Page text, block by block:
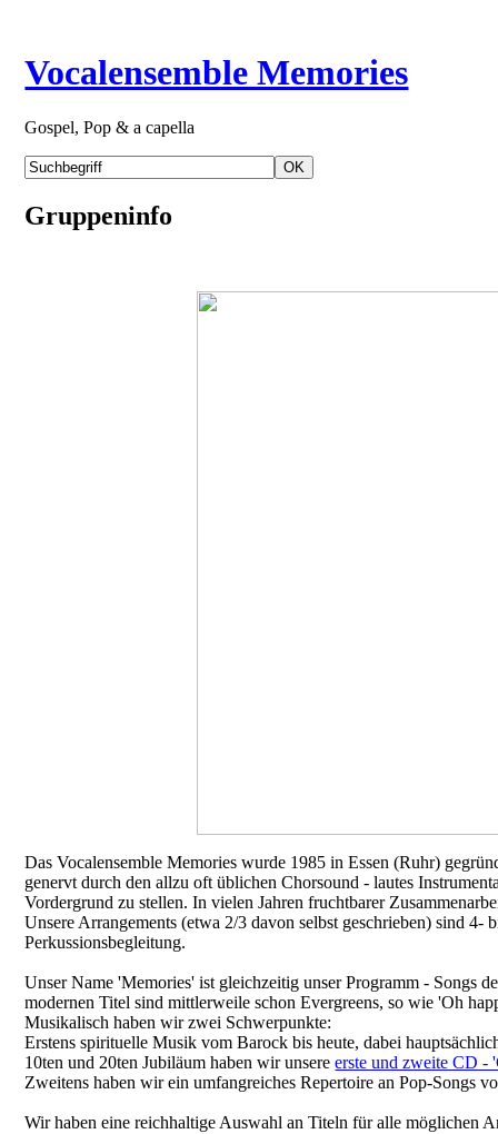
Vocalensemble Memories
Gospel, Pop & a capella
Gruppeninfo
Das Vocalensemble Memories wurde 1985 in Essen (Ruhr)
genervt durch den allzu oft üblichen Chorsound - lautes
Vordergrund zu stellen. In vielen Jahren fruchtbarer
Unsere Arrangements (etwa 2/3 davon selbst geschrieben) sind
Perkussionsbegleitung.
Unser Name 'Memories' ist gleichzeitig unser Programm - Songs
modernen Titel sind mittlerweile schon Evergreens, so wie 'Oh
Musikalisch haben wir zwei Schwerpunkte:
Erstens spirituelle Musik vom Barock bis heute, dabei
10ten und 20ten Jubiläum haben wir unsereerste und zweite CD -
Zweitens haben wir ein umfangreiches Repertoire an Pop-Songs
Wir haben eine reichhaltige Auswahl an Titeln für alle möglichen